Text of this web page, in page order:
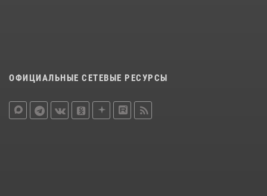
ОФИЦИАЛЬНЫЕ СЕТЕВЫЕ РЕСУРСЫ